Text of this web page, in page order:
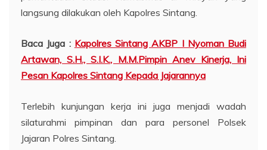
langsung dilakukan oleh Kapolres Sintang.
Baca Juga : Kapolres Sintang AKBP I Nyoman Budi
Artawan, S.H., S.I.K., M.M.Pimpin Anev Kinerja, Ini
Pesan Kapolres Sintang Kepada Jajarannya
Terlebih kunjungan kerja ini juga menjadi wadah
silaturahmi pimpinan dan para personel Polsek
Jajaran Polres Sintang.